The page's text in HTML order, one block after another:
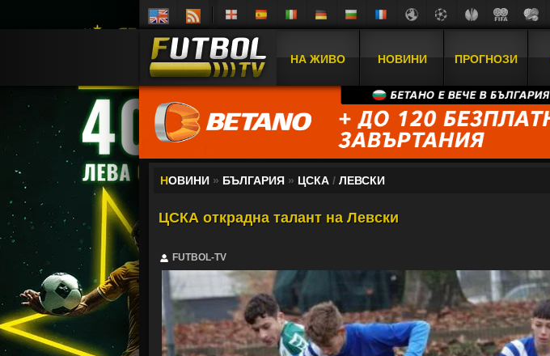
НА ЖИВО НОВИНИ ПРОГНОЗИ
НОВИНИ » БЪЛГАРИЯ » ЦСКА / ЛЕВСКИ
ЦСКА открадна талант на Левски
FUTBOL-TV